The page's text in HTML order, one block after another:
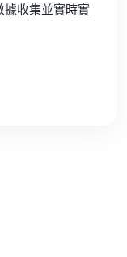
據收集並實時實